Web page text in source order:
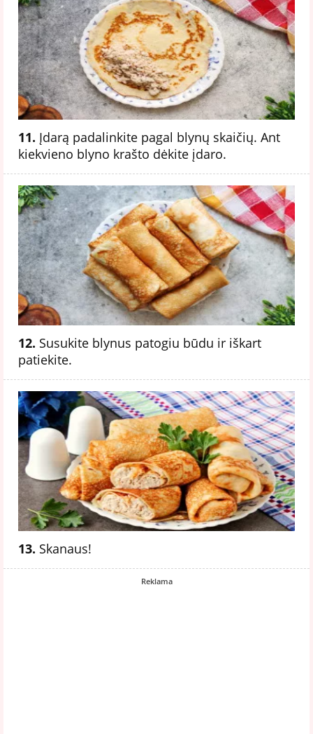
11. Įdarą padalinkite pagal blynų skaičių. Ant
kiekvieno blyno krašto dėkite įdaro.
12. Susukite blynus patogiu būdu ir iškart
patiekite.
13. Skanaus!
Reklama